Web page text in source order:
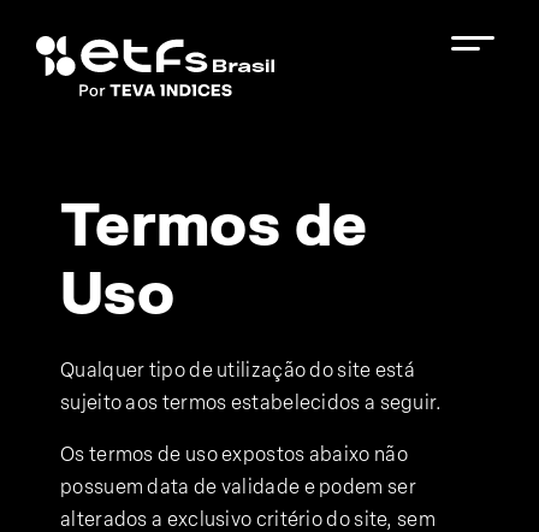
Termos de
Uso
Qualquer tipo de utilização do site está
sujeito aos termos estabelecidos a seguir.
Os termos de uso expostos abaixo não
possuem data de validade e podem ser
alterados a exclusivo critério do site, sem